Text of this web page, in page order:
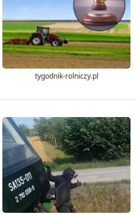
tygodnik-rolniczy.pl